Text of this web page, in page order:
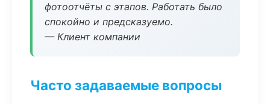
фотоотчёты с этапов. Работать было
спокойно и предсказуемо.
— Клиент компании
Часто задаваемые вопросы